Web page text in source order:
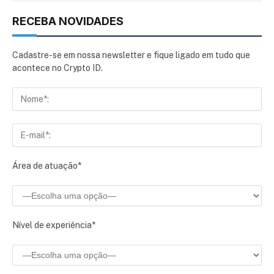
RECEBA NOVIDADES
Cadastre-se em nossa newsletter e fique ligado em tudo que
acontece no Crypto ID.
Área de atuação*
Nível de experiência*